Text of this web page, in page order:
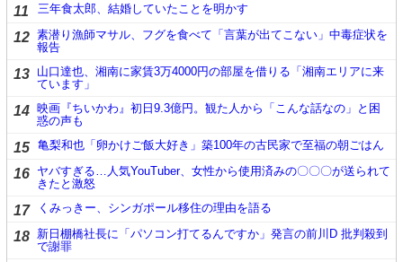
11 三年食太郎、結婚していたことを明かす
12 素潜り漁師マサル、フグを食べて「言葉が出てこない」中毒症状を
報告
13 山口達也、湘南に家賃3万4000円の部屋を借りる「湘南エリアに来
ています」
14 映画『ちいかわ』初日9.3億円。観た人から「こんな話なの」と困
惑の声も
15 亀梨和也「卵かけご飯大好き」築100年の古民家で至福の朝ごはん
16 ヤバすぎる…人気YouTuber、女性から使用済みの〇〇〇が送られて
きたと激怒
17 くみっきー、シンガポール移住の理由を語る
18 新日棚橋社長に「パソコン打てるんですか」発言の前川D 批判殺到
で謝罪